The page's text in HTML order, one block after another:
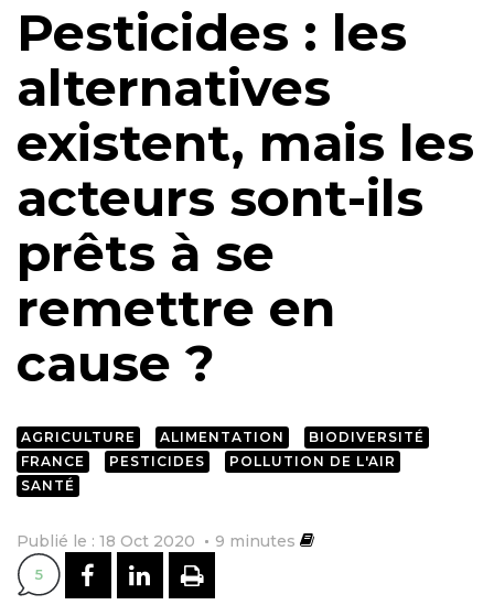
Pesticides : les
alternatives
existent, mais les
acteurs sont-ils
prêts à se
remettre en
cause ?
AGRICULTURE ALIMENTATION
BIODIVERSITÉ
FRANCE
PESTICIDES
POLLUTION DE L'AIR
SANTÉ
Publié le : 18 Oct 2020 9 minutes
5 PARTAGER SUR FACEBOOK
PARTAGER SUR
IMPRIMER